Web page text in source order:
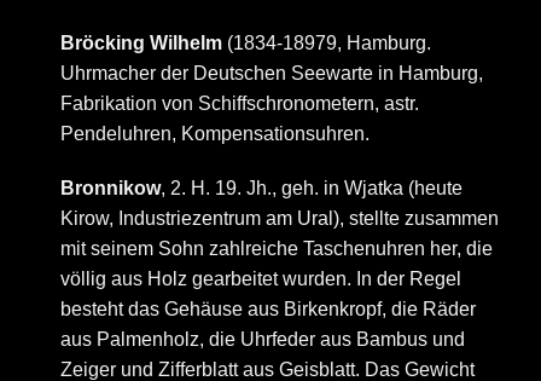
Bröcking Wilhelm (1834-18979, Hamburg.
Uhrmacher der Deutschen Seewarte in Hamburg,
Fabrikation von Schiffschronometern, astr.
Pendeluhren, Kompensationsuhren.
Bronnikow, 2. H. 19. Jh., geh. in Wjatka (heute
Kirow, Industriezentrum am Ural), stellte zusammen
mit seinem Sohn zahlreiche Taschenuhren her, die
völlig aus Holz gearbeitet wurden. In der Regel
besteht das Gehäuse aus Birkenkropf, die Räder
aus Palmenholz, die Uhrfeder aus Bambus und
Zeiger und Zifferblatt aus Geisblatt. Das Gewicht